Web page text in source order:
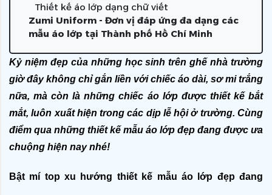
Thiết kế áo lớp dạng chữ viết
Zumi Uniform - Đơn vị đáp ứng đa dạng các
mẫu áo lớp tại Thành phố Hồ Chí Minh
Kỷ niệm đẹp của những học sinh trên ghế nhà trường
giờ đây không chỉ gắn liền với chiếc áo dài, sơ mi trắng
nữa, mà còn là những chiếc áo lớp được thiết kế bắt
mắt, luôn xuất hiện trong các dịp lễ hội ở trường. Cùng
điểm qua những thiết kế mẫu áo lớp đẹp đang được ưa
chuộng hiện nay nhé!
Bật mí top xu hướng thiết kế mẫu áo lớp đẹp đang